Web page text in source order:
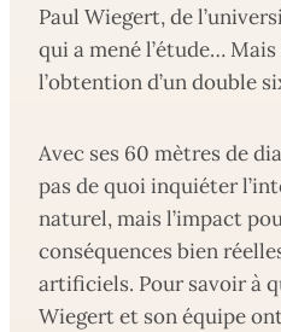
Paul Wiegert, de
qui a mené l’étude…
l’obtention d’un double
Avec ses 60 mètres de
pas de quoi inquiéter
naturel, mais l’impact
conséquences bien
artificiels. Pour savoir à
Wiegert et son équipe